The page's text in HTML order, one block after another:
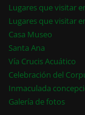
Lugares que visitar
Lugares que visitar
Casa Museo
Santa Ana
Vía Crucis Acuático
Celebración del
Inmaculada
Galería de fotos